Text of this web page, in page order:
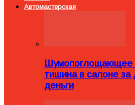
Автомастерская
Шумопоглощающее
тишина в салоне за
деньги